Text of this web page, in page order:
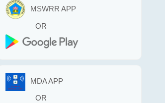
MSWRR APP
OR
MDA APP
OR